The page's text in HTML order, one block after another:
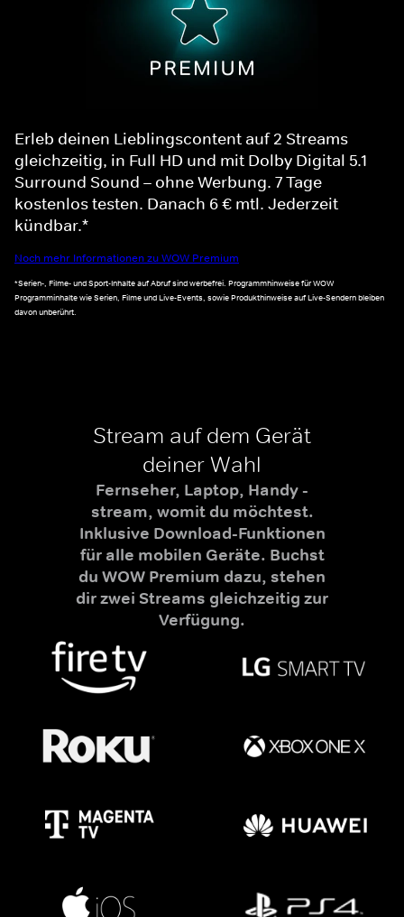
Erleb deinen Lieblingscontent auf 2 Streams
gleichzeitig, in Full HD und mit Dolby Digital 5.1
Surround Sound – ohne Werbung. 7 Tage
kostenlos testen. Danach 6 € mtl. Jederzeit
kündbar.*
Noch mehr Informationen zu WOW Premium
*Serien-, Filme- und Sport-Inhalte auf Abruf sind werbefrei. Programmhinweise für WOW
Programminhalte wie Serien, Filme und Live-Events, sowie Produkthinweise auf Live-Sendern bleiben
davon unberührt.
Stream auf dem Gerät
deiner Wahl
Fernseher, Laptop, Handy -
stream, womit du möchtest.
Inklusive Download-Funktionen
für alle mobilen Geräte. Buchst
du WOW Premium dazu, stehen
dir zwei Streams gleichzeitig zur
Verfügung.